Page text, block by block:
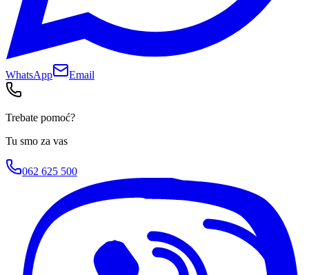
WhatsApp Email
Trebate pomoć?
Tu smo za vas
062 625 500